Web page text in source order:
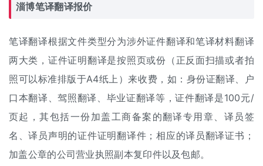
淄博笔译翻译报价
笔译翻译根据文件类型分为涉外证件翻译和笔译材料翻译
两大类，证件证明翻译是按照页或份（正反面扫描或者拍
照可以标准排版于A4纸上）来收费，如：身份证翻译、户
口本翻译、驾照翻译、毕业证翻译等，证件翻译是100元/
页起，其包括一份加盖工商备案的翻译专用章、译员签
名、译员声明的证件证明翻译件；相应的译员翻译证书；
加盖公章的公司营业执照副本复印件以及包邮。